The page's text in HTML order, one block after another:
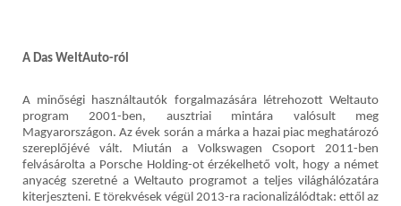
A Das WeltAuto-ról
A minőségi használtautók forgalmazására létrehozott Weltauto
program 2001-ben, ausztriai mintára valósult meg
Magyarországon. Az évek során a márka a hazai piac meghatározó
szereplőjévé vált. Miután a Volkswagen Csoport 2011-ben
felvásárolta a Porsche Holding-ot érzékelhető volt, hogy a német
anyacég szeretné a Weltauto programot a teljes világhálózatára
kiterjeszteni. E törekvések végül 2013-ra racionalizálódtak: ettől az